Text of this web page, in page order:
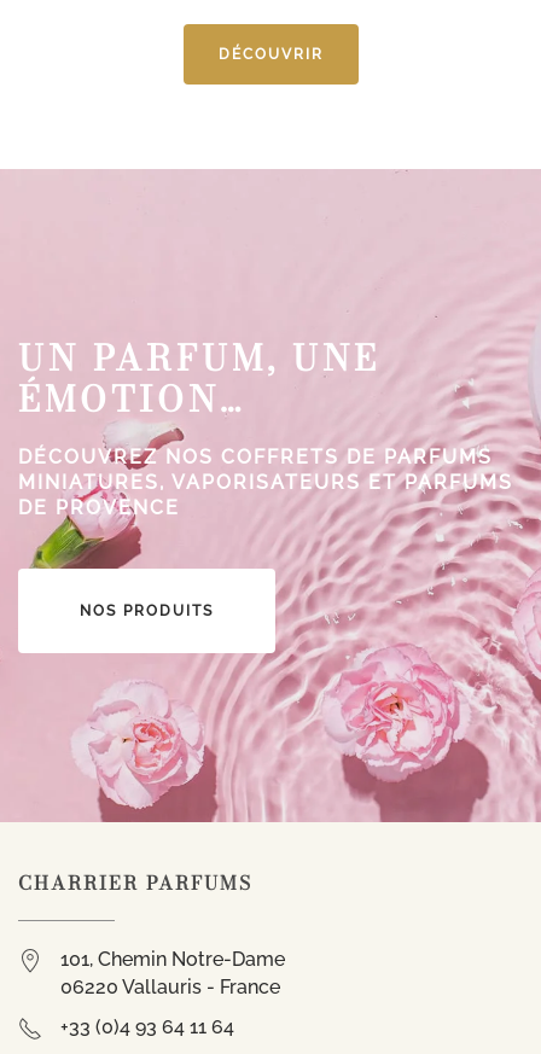
DÉCOUVRIR
UN PARFUM, UNE
ÉMOTION…
DÉCOUVREZ NOS COFFRETS DE PARFUMS
MINIATURES, VAPORISATEURS ET PARFUMS
DE PROVENCE
NOS PRODUITS
CHARRIER PARFUMS
101, Chemin Notre-Dame
06220 Vallauris - France
+33 (0)4 93 64 11 64